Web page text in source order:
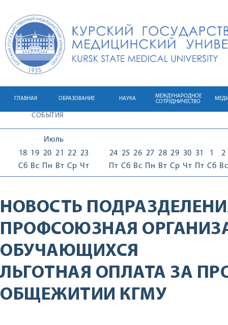
ГЛАВНАЯ ОБРАЗОВАНИЕ НАУКА
МЕЖДУНАРОДНОЕ
СОТРУДНИЧЕСТВО
СОБЫТИЯ
Июль
18
Сб
19
Вс
20
Пн
21
Вт
22
Ср
23
Чт
24
Пт
25
Сб
26
Вс
27
Пн
28
Вт
29
Ср
30
Чт
31
Пт
1
Сб
2
Вс
НОВОСТЬ
ПРОФСОЮЗНАЯ
ОБУЧАЮЩИХСЯ
ЛЬГОТНАЯ ОПЛАТА ЗА
ОБЩЕЖИТИИ КГМУ